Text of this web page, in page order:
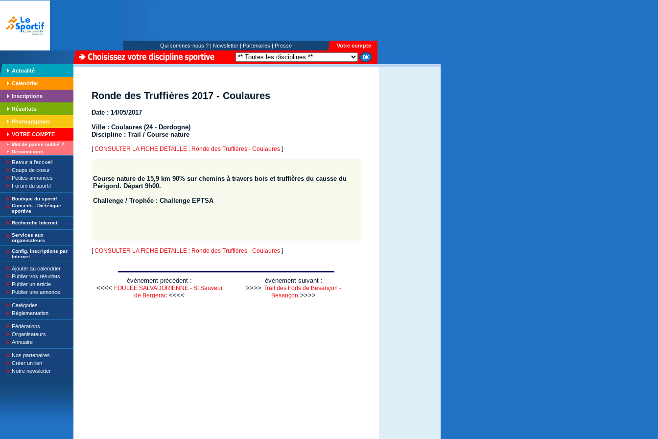
Qui sommes-nous ? | Newsletter | Partenaires | Presse Votre compte
Actualité
Calendrier
Inscriptions
Résultats
Photographies
VOTRE COMPTE
Mot de passe oublié ?
Déconnexion
Retour à l'accueil
Coups de coeur
Petites annonces
Forum du sportif
Boutique du sportif
Conseils - Diététique
sportive
Recherche Internet
Services aux
organisateurs
Config. inscriptions par
Internet
Ajouter au calendrier
Publier vos résultats
Publier un article
Publier une annonce
Catégories
Règlementation
Fédérations
Organisateurs
Annuaire
Nos partenaires
Créer un lien
Notre newsletter
Ronde des Truffières 2017 - Coulaures
Date : 14/05/2017
Ville : Coulaures (24 - Dordogne)
Discipline : Trail / Course nature
[CONSULTER LA FICHE DETAILLE : Ronde des Truffières - Coulaures ]
Course nature de 15,9 km 90% sur chemins à travers bois et truffières du causse du
Périgord. Départ 9h00.
Challenge / Trophée : Challenge EPTSA
[CONSULTER LA FICHE DETAILLE : Ronde des Truffières - Coulaures ]
évènement précédent :
<<<< FOULEE SALVADORIENNE - St Sauveur
de Bergerac <<<<
évènement suivant :
>>>> Trail des Forts de Besançon -
Besançon >>>>